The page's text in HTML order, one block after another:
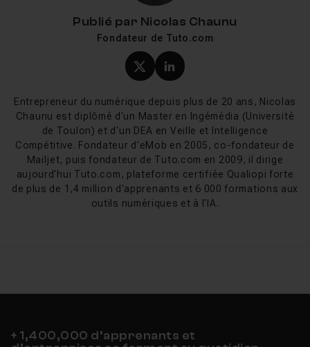
formation complète pour débuter en Python
notée 4,9/5) qui pose les fondamentaux du langage,
ainsi qu'un cours dédié à la création d'interfaces
graphiques avec Tkinter. Thibault Houdon couvre les
fondamentaux avec saFormation Python Complète
accessible sans engagement. Sébastien Daviot, mentor
du parcours pro Python certifiant CPF, enseigne la
data science appliquée avec des datasets réels. Rod
Paris complète le catalogue avec des projets
d'intelligence artificielle couvrant cinq cas pratiques
complets. Les profils déjà développeurs trouveront des
formations spécialisées sur l'exécution de tâches
2025)
tournant technique. Le mode Free-Threaded (PEP 779)
Publié par Nicolas Chaunu
Fondateur de Tuto.com
Profil X (twitter) de
Profil LinkedIn de
Entrepreneur du numérique depuis plus de 20 ans, Nicolas
Chaunu est diplômé d'un Master en Ingémédia (Université
de Toulon) et d'un DEA en Veille et Intelligence
Compétitive. Fondateur d'eMob en 2005, co-fondateur de
Mailjet, puis fondateur de Tuto.com en 2009, il dirige
aujourd'hui Tuto.com, plateforme certifiée Qualiopi forte
de plus de 1,4 million d'apprenants et 6 000 formations aux
outils numériques et à l'IA.
+ 1,400,000 d’apprenants et